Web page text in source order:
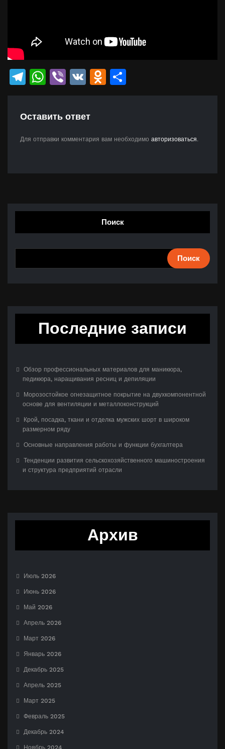
Telegram
WhatsApp
Viber
VK Odnoklassniki
Оставить ответ
Для отправки комментария вам необходимо авторизоваться.
Поиск
Поиск
Последние записи
Обзор профессиональных материалов для маникюра,
педикюра, наращивания ресниц и депиляции
Морозостойкое огнезащитное покрытие на двухкомпонентной
основе для вентиляции и металлоконструкций
Крой, посадка, ткани и отделка мужских шорт в широком
размерном ряду
Основные направления работы и функции бухгалтера
Тенденции развития сельскохозяйственного машиностроения
и структура предприятий отрасли
Архив
Июль 2026
Июнь 2026
Май 2026
Апрель 2026
Март 2026
Январь 2026
Декабрь 2025
Апрель 2025
Март 2025
Февраль 2025
Декабрь 2024
Ноябрь 2024